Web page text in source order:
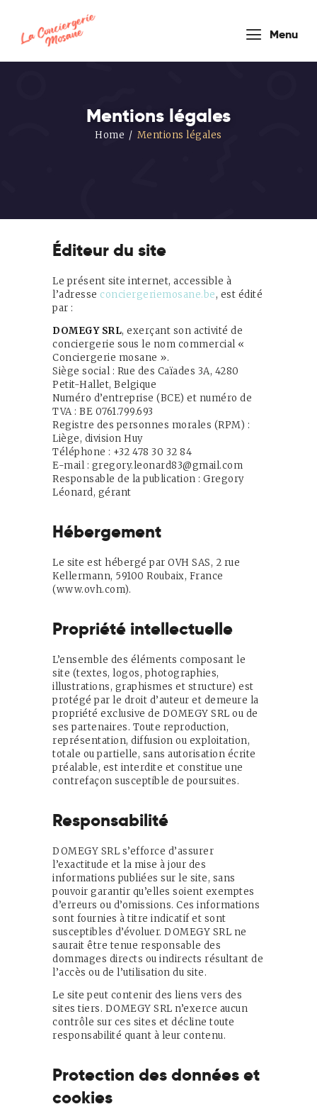
Menu
Mentions légales
Home Mentions légales
conciergerie
mosane
HOUSEKEEPER COMPANY
Prestations
de service
Blog
Contact
Français
Éditeur du site
Le présent site internet, accessible à
l’adresse conciergeriemosane.be, est édité
par :
DOMEGY SRL, exerçant son activité de
conciergerie sous le nom commercial «
Conciergerie mosane ».
Siège social : Rue des Caïades 3A, 4280
Petit-Hallet, Belgique
Numéro d’entreprise (BCE) et numéro de
TVA : BE 0761.799.693
Registre des personnes morales (RPM) :
Liège, division Huy
Téléphone : +32 478 30 32 84
E-mail : gregory.leonard83@gmail.com
Responsable de la publication : Gregory
Léonard, gérant
Hébergement
Le site est hébergé par OVH SAS, 2 rue
Kellermann, 59100 Roubaix, France
(www.ovh.com).
Propriété intellectuelle
L’ensemble des éléments composant le
site (textes, logos, photographies,
illustrations, graphismes et structure) est
protégé par le droit d’auteur et demeure la
propriété exclusive de DOMEGY SRL ou de
ses partenaires. Toute reproduction,
représentation, diffusion ou exploitation,
totale ou partielle, sans autorisation écrite
préalable, est interdite et constitue une
contrefaçon susceptible de poursuites.
Responsabilité
DOMEGY SRL s’efforce d’assurer
l’exactitude et la mise à jour des
informations publiées sur le site, sans
pouvoir garantir qu’elles soient exemptes
d’erreurs ou d’omissions. Ces informations
sont fournies à titre indicatif et sont
susceptibles d’évoluer. DOMEGY SRL ne
saurait être tenue responsable des
dommages directs ou indirects résultant de
l’accès ou de l’utilisation du site.
Le site peut contenir des liens vers des
sites tiers. DOMEGY SRL n’exerce aucun
contrôle sur ces sites et décline toute
responsabilité quant à leur contenu.
Protection des données et
cookies